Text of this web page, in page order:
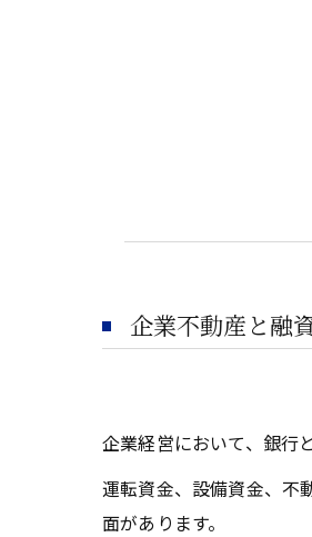
企業不動産と融
企業経営において、銀行
運転資金、設備資金、不
面があります。